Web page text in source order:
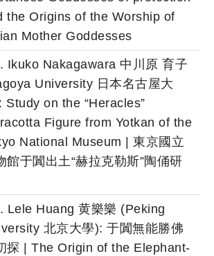
the Origins of the Worship of
Mother Goddesses
Ikuko Nakagawara 中川原 育子
University 日本名古屋大
Study on the “Heracles”
Figure from Yotkan of the
National Museum | 東京國立
館于闐出土“赫拉克勒斯”陶俑研
Lele Huang 黄樂樂 (Peking
北京大學): 于闐無能勝佛
探 | The Origin of the Elephant-